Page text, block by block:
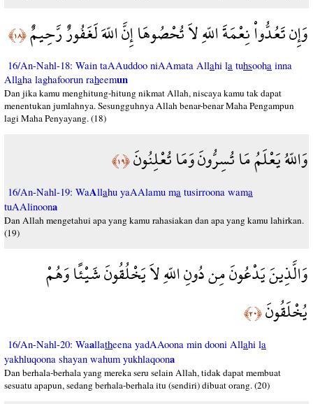
وَإِن تَعُدُّواْ نِعْمَةَ اللّهِ لاَ تُحْصُوهَا إِنَّ اللّهَ لَغَفُورٌ رَّحِيمٌ﴿١٨﴾
16/An-Nahl-18: Wain taAAuddoo niAAmata Allahi la tuhsooha inna
Allaha laghafoorun raheemun
Dan jika kamu menghitung-hitung nikmat Allah, niscaya kamu tak dapat
menentukan jumlahnya. Sesungguhnya Allah benar-benar Maha Pengampun
lagi Maha Penyayang. (18)
وَاللّهُ يَعْلَمُ مَا تُسِرُّونَ وَمَا تُعْلِنُونَ﴿١٩﴾
16/An-Nahl-19: WaAllahu yaAAlamu ma tusirroona wama
tuAAlinoona
Dan Allah mengetahui apa yang kamu rahasiakan dan apa yang kamu lahirkan.
(19)
وَالَّذِينَ يَدْعُونَ مِن دُونِ اللّهِ لاَ يَخْلُقُونَ شَيْئًا وَهُمْ
يُخْلَقُونَ﴿٢٠﴾
16/An-Nahl-20: Waallatheena yadAAoona min dooni Allahi la
yakhluqoona shayan wahum yukhlaqoona
Dan berhala-berhala yang mereka seru selain Allah, tidak dapat membuat
sesuatu apapun, sedang berhala-berhala itu (sendiri) dibuat orang. (20)